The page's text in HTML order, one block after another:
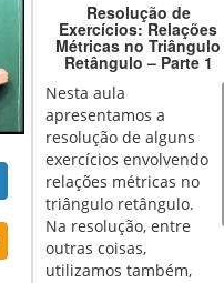
Resolução de
Exercícios: Relações
Métricas no Triângulo
Retângulo – Parte 1
Nesta aula
apresentamos a
resolução de alguns
exercícios envolvendo
relações métricas no
triângulo retângulo.
Na resolução, entre
outras coisas,
utilizamos também,